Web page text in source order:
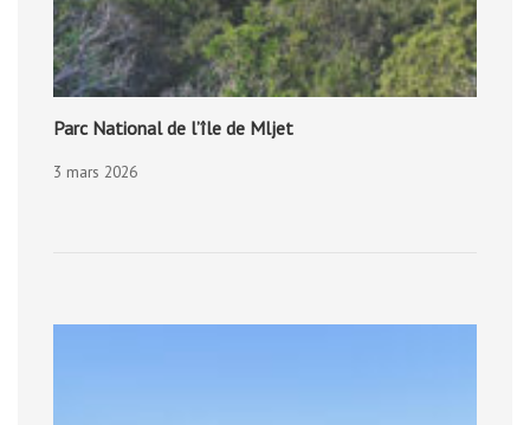
Parc National de l’île de Mljet
3 mars 2026